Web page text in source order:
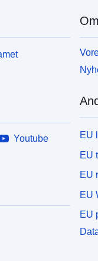
Youtube
EU
EU
EU
EU
EU